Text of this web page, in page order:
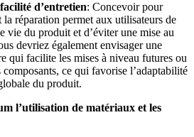
facilité d’entretien: Concevoir pour
la réparation permet aux utilisateurs de
vie du produit et d’éviter une mise au
devriez également envisager une
qui facilite les mises à niveau futures ou
composants, ce qui favorise l’adaptabilité
du produit.
l’utilisation de matériaux et les